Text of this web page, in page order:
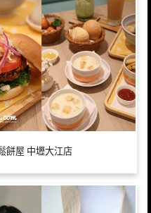
餅屋 中壢大江店